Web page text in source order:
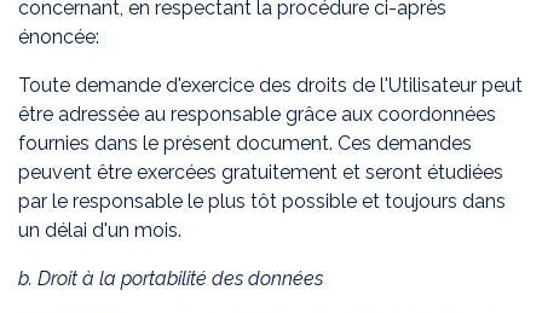
concernant, en respectant la procédure ci-après
énoncée:
Toute demande d'exercice des droits de l'Utilisateur peut
être adressée au responsable grâce aux coordonnées
fournies dans le présent document. Ces demandes
peuvent être exercées gratuitement et seront étudiées
par le responsable le plus tôt possible et toujours dans
un délai d'un mois.
b. Droit à la portabilité des données